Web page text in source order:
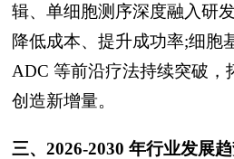
辑、单细胞测序深度融入研
降低成本、提升成功率;细胞
ADC 等前沿疗法持续突破，
创造新增量。
三、2026-2030 年行业发展